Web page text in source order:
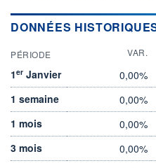
DONNÉES
PÉRIODE VAR.
1er Janvier 0,00%
1 semaine
0,00%
1 mois
0,00%
3 mois
0,00%